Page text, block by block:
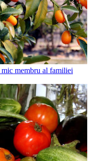
membru al familiei